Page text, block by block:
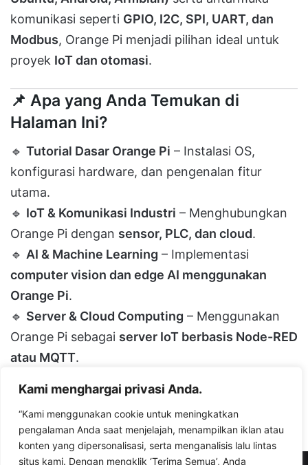
Kami menghargai privasi Anda.
“Kami menggunakan cookie untuk meningkatkan
pengalaman Anda saat menjelajah, menampilkan iklan atau
konten yang dipersonalisasi, serta menganalisis lalu lintas
situs kami. Dengan mengklik ‘Terima Semua’, Anda
komunikasi seperti GPIO, I2C, SPI, UART, dan
Modbus, Orange Pi menjadi pilihan ideal untuk
proyek IoT dan otomasi.
📌 Apa yang Anda Temukan di
Halaman Ini?
🔹 Tutorial Dasar Orange Pi – Instalasi OS,
konfigurasi hardware, dan pengenalan fitur
utama.
🔹 IoT & Komunikasi Industri – Menghubungkan
Orange Pi dengan sensor, PLC, dan cloud.
🔹 AI & Machine Learning – Implementasi
computer vision dan edge AI menggunakan
Orange Pi.
🔹 Server & Cloud Computing – Menggunakan
Orange Pi sebagai server IoT berbasis Node-RED
atau MQTT.
Facebook
X LinkedInMessengerWhatsApp